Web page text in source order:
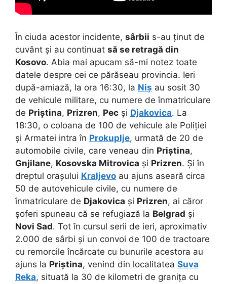
În ciuda acestor incidente, sârbii s-au ținut de
cuvânt și au continuat să se retragă din
Kosovo. Abia mai apucam să-mi notez toate
datele despre cei ce părăseau provincia. Ieri
după-amiază, la ora 16:30, la Niș au sosit 30
de vehicule militare, cu numere de înmatriculare
de Priștina, Prizren, Pec și Djakovica. La
18:30, o coloana de 100 de vehicule ale Poliției
și Armatei intra în Prokuplje, urmată de 20 de
automobile civile, care veneau din Priștina,
Gnjilane, Kosovska Mitrovica și Prizren. Și în
dreptul orașului Kraljevo au ajuns aseară circa
50 de autovehicule civile, cu numere de
înmatriculare de Djakovica și Prizren, ai căror
șoferi spuneau că se refugiază la Belgrad și
Novi Sad. Tot în cursul serii de ieri, aproximativ
2.000 de sârbi și un convoi de 100 de tractoare
cu remorcile încărcate cu bunurile acestora au
ajuns la Priștina, venind din localitatea Suva
Reka, situată la 30 de kilometri de granița cu